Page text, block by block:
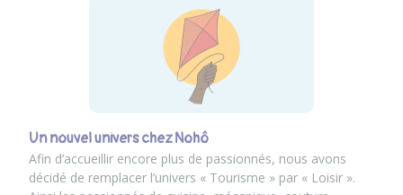
Un nouvel univers chez Nohô
Afin d’accueillir encore plus de passionnés, nous avons
décidé de remplacer l’univers « Tourisme » par « Loisir ».